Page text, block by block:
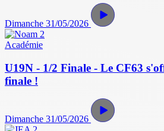
Dimanche 31/05/2026
Académie
U19N - 1/2 Finale - Le CF63
finale !
Dimanche 31/05/2026